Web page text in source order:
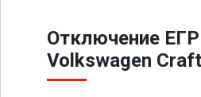
Отключение
Volkswagen